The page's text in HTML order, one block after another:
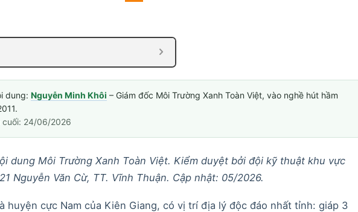
dung: Nguyễn Minh Khôi – Giám đốc Môi Trường Xanh Toàn Việt, vào nghề hút hầm
cuối: 24/06/2026
dung Môi Trường Xanh Toàn Việt. Kiểm duyệt bởi đội kỹ thuật khu vực
Nguyễn Văn Cừ, TT. Vĩnh Thuận. Cập nhật: 05/2026.
huyện cực Nam của Kiên Giang, có vị trí địa lý độc đáo nhất tỉnh: giáp 3